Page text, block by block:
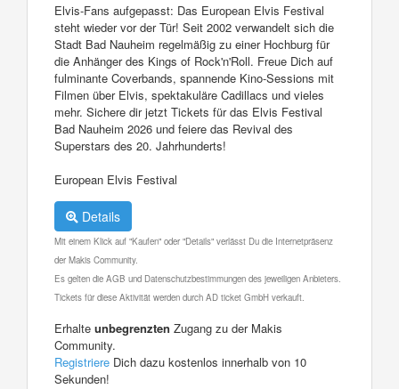
Elvis-Fans aufgepasst: Das European Elvis Festival
steht wieder vor der Tür! Seit 2002 verwandelt sich die
Stadt Bad Nauheim regelmäßig zu einer Hochburg für
die Anhänger des Kings of Rock'n'Roll. Freue Dich auf
fulminante Coverbands, spannende Kino-Sessions mit
Filmen über Elvis, spektakuläre Cadillacs und vieles
mehr. Sichere dir jetzt Tickets für das Elvis Festival
Bad Nauheim 2026 und feiere das Revival des
Superstars des 20. Jahrhunderts!
European Elvis Festival
Details
Mit einem Klick auf "Kaufen" oder "Details" verlässt Du die Internetpräsenz
der Makis Community.
Es gelten die AGB und Datenschutzbestimmungen des jeweiligen Anbieters.
Tickets für diese Aktivität werden durch AD ticket GmbH verkauft.
Erhalte unbegrenzten Zugang zu der Makis
Community.
Registriere Dich dazu kostenlos innerhalb von 10
Sekunden!